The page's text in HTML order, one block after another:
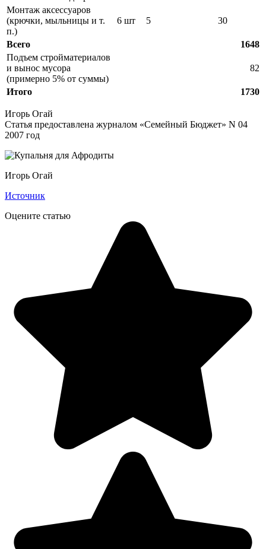
Монтаж аксессуаров
(крючки, мыльницы и т.
п.)
6 шт 5 30
Всего
1648
Подъем стройматериалов
и вынос мусора
(примерно 5% от суммы)
82
Итого 1730
Игорь Огай
Статья предоставлена журналом «Семейный Бюджет» N 04
2007 год
Игорь Огай
Источник
Оцените статью